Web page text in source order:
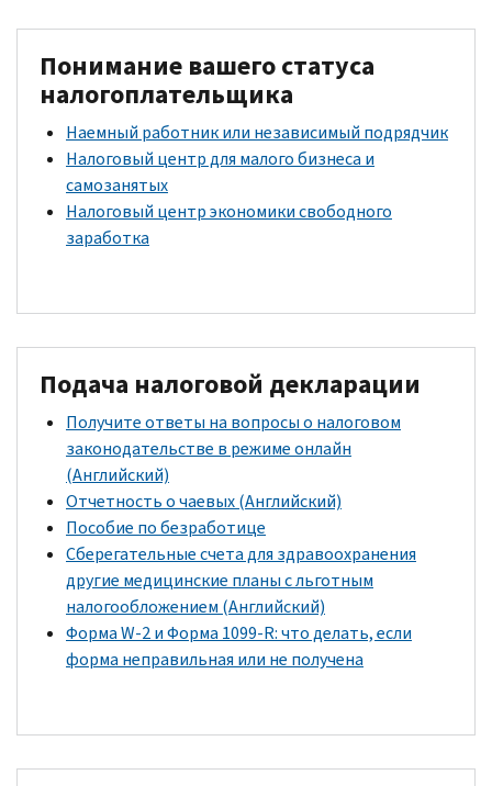
Понимание вашего статуса
налогоплательщика
Наемный работник или независимый подрядчик
Налоговый центр для малого бизнеса и
самозанятых
Налоговый центр экономики свободного
заработка
Подача налоговой декларации
Получите ответы на вопросы о налоговом
законодательстве в режиме онлайн
(Английский)
Отчетность о чаевых (Английский)
Пособие по безработице
Сберегательные счета для здравоохранения
другие медицинские планы с льготным
налогообложением (Английский)
ФормаW-2 и Форма 1099-R: что делать, если
форма неправильная или не получена